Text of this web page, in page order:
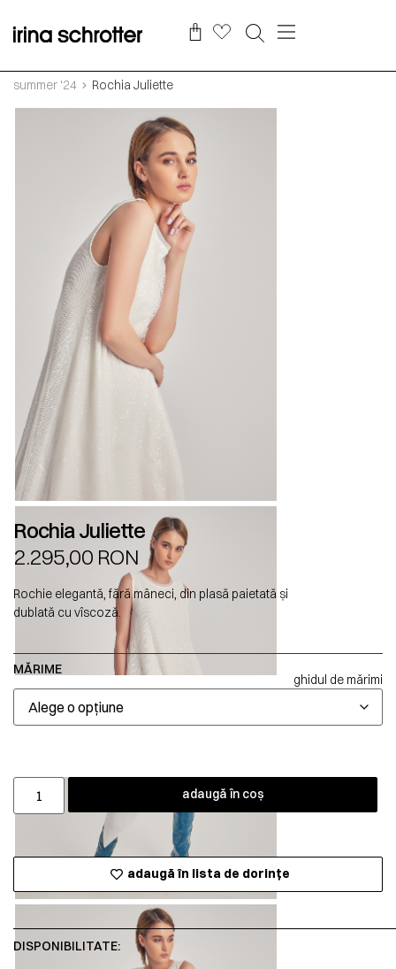
summer '24 Rochia Juliette
Rochia Juliette
2.295,00 RON
Rochie elegantă, fără mâneci, din plasă paietată și
dublată cu vîscoză.
MĂRIME
ghidul de mărimi
adaugă în coș
adaugă în lista de dorințe
DISPONIBILITATE: